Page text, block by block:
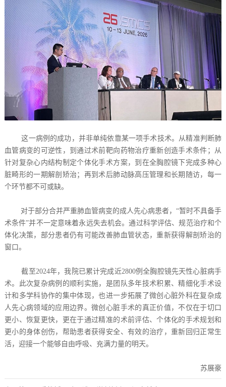
这一病例的成功，并非单纯依靠某一项手术技术。从精准判断肺
血管病变的可逆性，到通过术前靶向药物治疗重新创造手术条件；从
针对复杂心内结构制定个体化手术方案，到在全胸腔镜下完成多种心
脏畸形的一期解剖矫治；再到术后肺动脉高压管理和长期随访，每一
个环节都不可或缺。
对于部分合并严重肺血管病变的成人先心病患者，“暂时不具备手
术条件”并不一定意味着永远失去机会。通过科学评估、规范治疗和个
体化决策，部分患者仍有可能改善肺血管状态，重新获得解剖矫治的
窗口。
截至2024年，我院已累计完成近2800例全胸腔镜先天性心脏病手
术。此次复杂病例的顺利实施，是团队多年技术积累、精细化手术设
计和多学科协作的集中体现，也进一步拓展了微创心脏外科在复杂成
人先心病领域的应用边界。微创心脏手术的真正价值，不仅在于切口
更小、恢复更快，更在于通过精准的术前评估、个体化的手术规划和
更小的身体创伤，帮助患者获得安全、有效的治疗，重新回归正常生
活，迎接一个能够自由呼吸、充满力量的明天。
苏展豪